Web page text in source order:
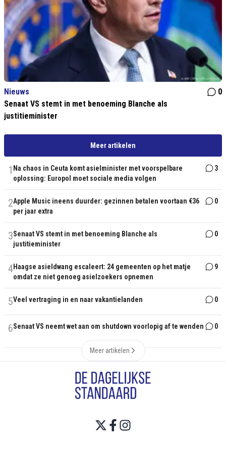
Nieuws
0
Senaat VS stemt in met benoeming Blanche als
justitieminister
Meer artikelen
1 Na chaos in Ceuta komt asielminister met voorspelbare
oplossing: Europol moet sociale media volgen
3
2Apple Music ineens duurder: gezinnen betalen voortaan €36
per jaar extra
0
3Senaat VS stemt in met benoeming Blanche als
justitieminister
0
4Haagse asieldwang escaleert: 24 gemeenten op het matje
omdat ze niet genoeg asielzoekers opnemen
9
5Veel vertraging in en naar vakantielanden 0
6Senaat VS neemt wet aan om shutdown voorlopig af te wenden 0
Meer artikelen